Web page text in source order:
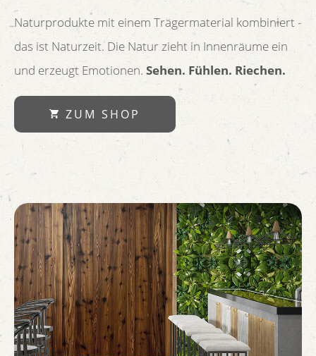
Naturprodukte mit einem Trägermaterial kombiniert -
das ist Naturzeit. Die Natur zieht in Innenräume ein
und erzeugt Emotionen. Sehen. Fühlen. Riechen.
ZUM SHOP